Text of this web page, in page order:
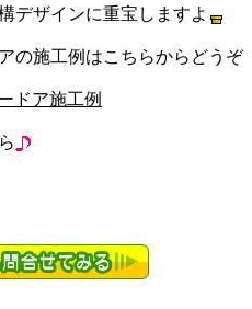
デザインに重宝しますよ
の施工例はこちらからどうぞ
ドア施工例